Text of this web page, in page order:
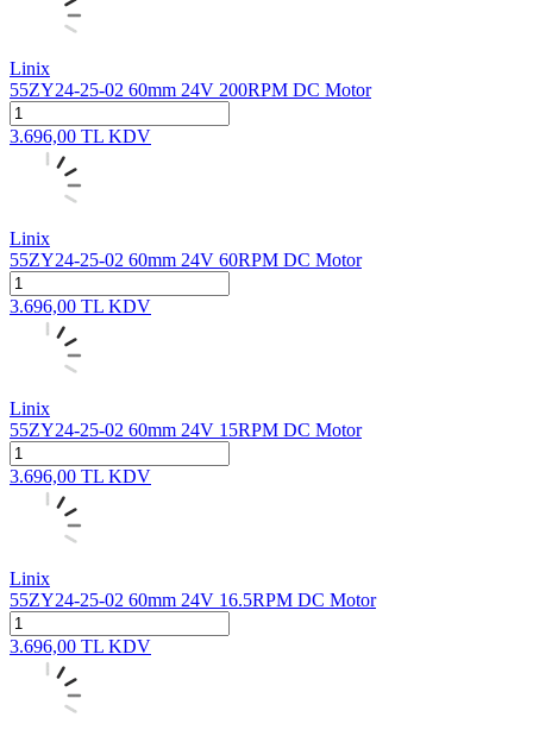
Linix
55ZY24-25-02 60mm 24V 200RPM DC Motor
3.696,00 TL KDV
Linix
55ZY24-25-02 60mm 24V 60RPM DC Motor
3.696,00 TL KDV
Linix
55ZY24-25-02 60mm 24V 15RPM DC Motor
3.696,00 TL KDV
Linix
55ZY24-25-02 60mm 24V 16.5RPM DC Motor
3.696,00 TL KDV